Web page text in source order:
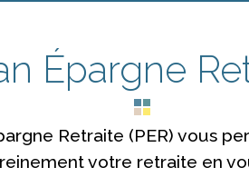
Épargne
Retraite (PER) vous
votre retraite en